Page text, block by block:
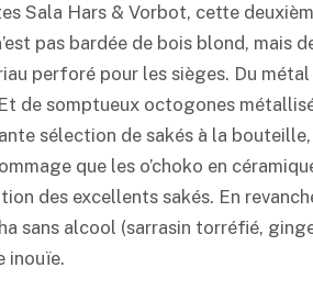
Sala Hars & Vorbot, cette
pas bardée de bois blond, mais
perforé pour les sièges. Du
de somptueux octogones
sélection de sakés à la
que les o’choko en
des excellents sakés. En
sans alcool (sarrasin torréfié,
inouïe.